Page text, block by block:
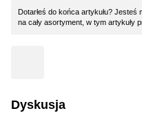
Dotarłeś do końca artykułu?
na cały asortyment, w tym artykuły
Dyskusja